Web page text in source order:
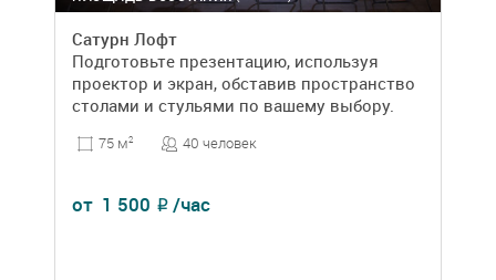
Сатурн Лофт
Подготовьте презентацию, используя
проектор и экран, обставив пространство
столами и стульями по вашему выбору.
75 м2 40 человек
от 1 500 ₽ /час